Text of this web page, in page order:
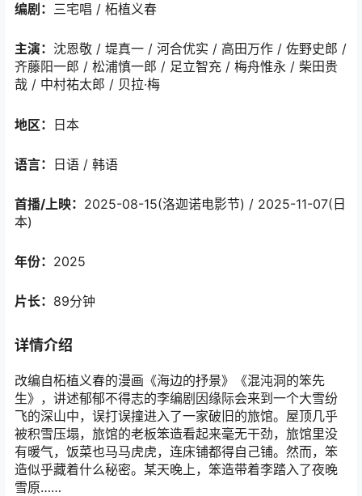
编剧： 三宅唱 / 柘植义春
主演： 沈恩敬 / 堤真一 / 河合优实 / 高田万作 / 佐野史郎 /
齐藤阳一郎 / 松浦慎一郎 / 足立智充 / 梅舟惟永 / 柴田贵
哉 / 中村祐太郎 / 贝拉·梅
地区： 日本
语言： 日语 / 韩语
首播/上映： 2025-08-15(洛迦诺电影节) / 2025-11-07(日
本)
年份： 2025
片长： 89分钟
详情介绍
改编自柘植义春的漫画《海边的抒景》《混沌洞的笨先
生》，讲述郁郁不得志的李编剧因缘际会来到一个大雪纷
飞的深山中，误打误撞进入了一家破旧的旅馆。屋顶几乎
被积雪压塌，旅馆的老板笨造看起来毫无干劲，旅馆里没
有暖气，饭菜也马马虎虎，连床铺都得自己铺。然而，笨
造似乎藏着什么秘密。某天晚上，笨造带着李踏入了夜晚
雪原……